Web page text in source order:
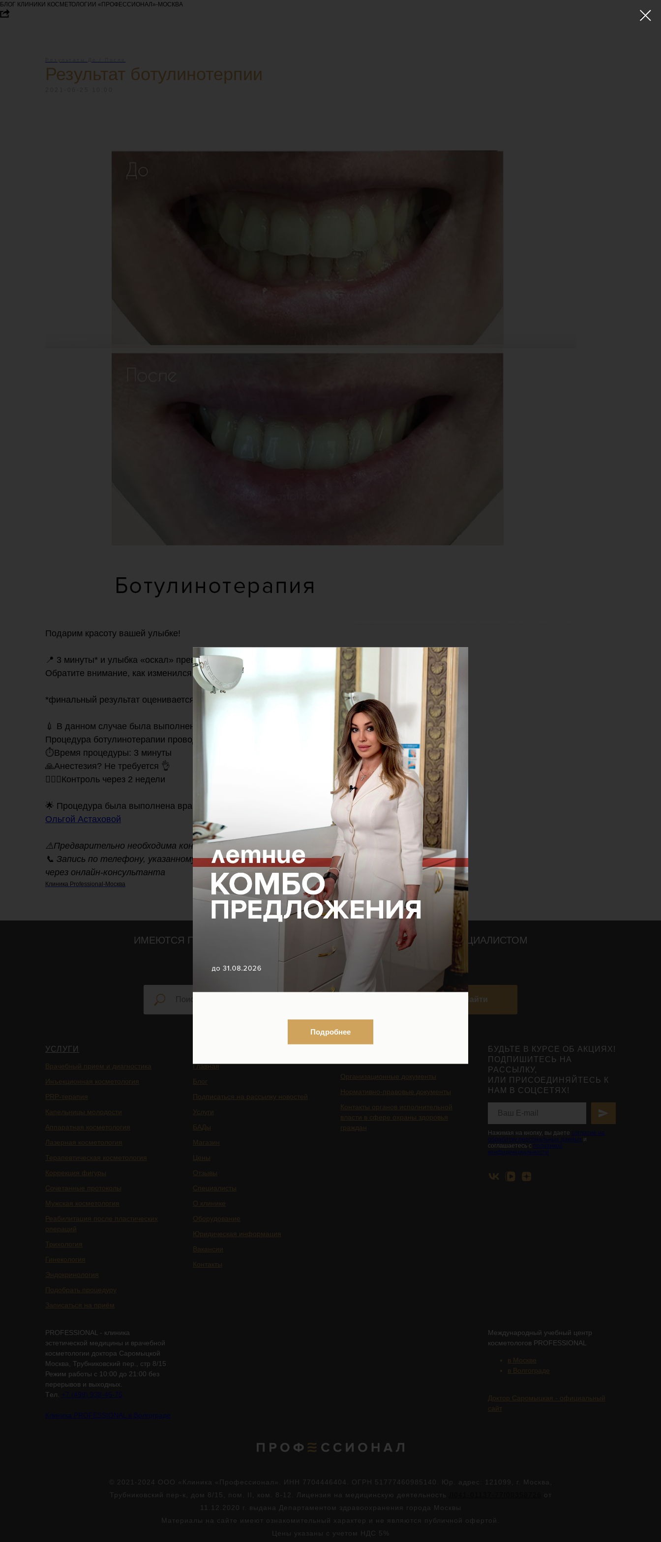
БЛОГ КЛИНИКИ КОСМЕТОЛОГИИ «ПРОФЕССИОНАЛ»-МОСКВА
Результат ботулинотерпии
Подарим красоту вашей улыбке!
📍 3 минуты* и улыбка «оскал» превращается в улыбку «настоящей леди»
Обратите внимание, как изменился объём верхней губы!
*финальный результат оценивается через 2 недели
💉 В данном случае была выполнена
нейропротеином Диспорт.
Процедура ботулинотерапии проводилась full face, а не только в зоне губ
⏱Время процедуры: 3 минуты
🙏Анестезия? Не требуется 👌
👩🏻‍⚕️Контроль через 2 недели
🌟 Процедура была выполнена врачом-дерматокосметологом клиники Professional
Ольгой Астаховой
⚠️Предварительно необходима консультация специалиста
📞 Запись по телефону, указанному нанашем сайтеили отправив заявку, а также
через онлайн-консультанта
Клиника Professional-Москва
ИМЕЮТСЯ ПРОТИВОПОКАЗАНИЯ, ПРОКОНСУЛЬТИРУЙТЕСЬ СО СПЕЦИАЛИСТОМ
Найти
УСЛУГИ
Врачебный прием и диагностика
Инъекционная косметология
PRP-терапия
Капельницы молодости
Аппаратная косметология
Лазерная косметология
Терапевтическая косметология
Коррекция фигуры
Сочетанные протоколы
Мужская косметология
Реабилитация после пластических
операций
Трихология
Гинекология
Эндокринология
Подобрать процедуру
Записаться на приём
Главная
Блог
Подписаться на рассылку новостей
Услуги
БАДы
Магазин
Цены
Отзывы
Специалисты
О клинике
Оборудование
Юридическая информация
Вакансии
Контакты
Организационные документы
Нормативно-правовые документы
Контакты органов исполнительной
власти в сфере охраны здоровья
граждан
БУДЬТЕ В КУРСЕ ОБ АКЦИЯХ!
ПОДПИШИТЕСЬ НА
РАССЫЛКУ,
ИЛИ ПРИСОЕДИНЯЙТЕСЬ К
НАМ В СОЦСЕТЯХ!
Нажимая на кнопку, вы даете согласие на
обработку персональных данных и
соглашаетесь с политикой
конфиденциальности
PROFESSIONAL - клиника
эстетической медицины и врачебной
косметологии доктора Саромыцкой
Москва, Трубниковский пер., стр 8/15
Режим работы с 10:00 до 21:00 без
перерывов и выходных.
Tел. +7 (499) 938-45-75
Клиника PROFESSIONAL в Волгограде
Международный учебный центр
косметологов PROFESSIONAL
в Москве
в Волгограде
Доктор Саромыцкая - официальный
сайт
© 2021-2024 ООО «Клиника «Профессионал». ИНН 7704446404. ОГРН 51777460985140. Юр. адрес: 121099, г. Москва,
Трубниковский пер-к, дом 8/15, пом. II, ком. 8-12. Лицензия на медицинскую деятельность
от
11.12.2020 г. выдана Департаментом здравоохранения города Москвы
Материалы на сайте имеют ознакомительный характер и не являются публичной офертой.
Цены указаны с учетом НДС 5%
Подробнее